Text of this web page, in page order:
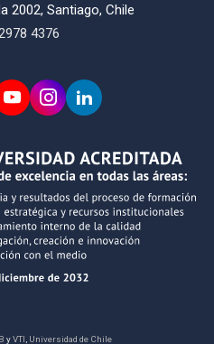
2002, Santiago, Chile
4376
yVTI Universidad de Chile